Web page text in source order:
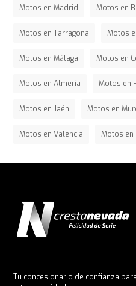
Motos en Madrid Motos en
Motos en Tarragona Motos
Motos en Málaga Motos en
Motos en Almería Motos en
Motos en Jaén Motos en
Motos en Valencia Motos en
Tu concesionario de confianza